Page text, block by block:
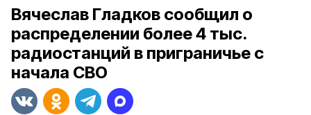
Вячеслав Гладков сообщил о
распределении более 4 тыс.
радиостанций в приграничье с
начала СВО